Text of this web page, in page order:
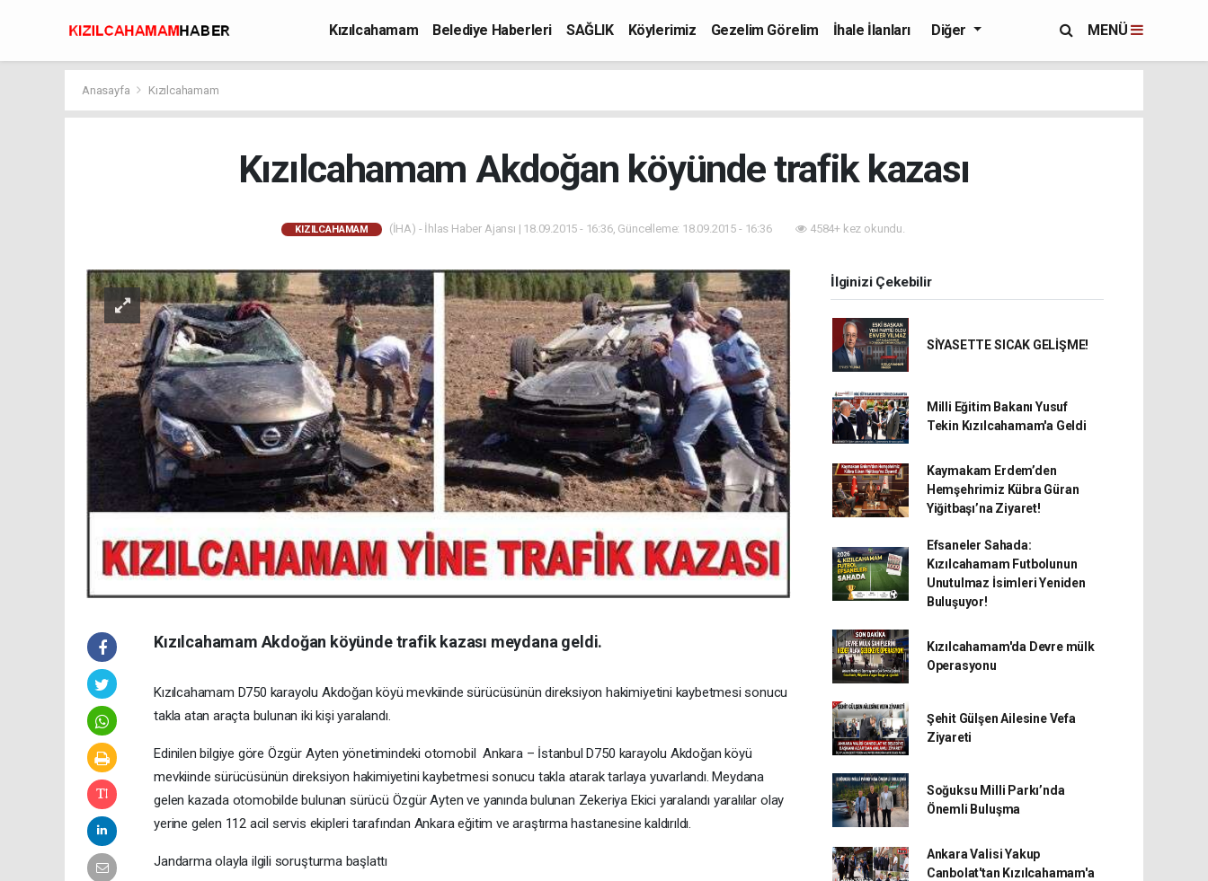
Kızılcahamam Belediye Haberleri SAĞLIK Köylerimiz Gezelim Görelim
İhale İlanları
Diğer MENÜ
Anasayfa Kızılcahamam
Kızılcahamam Akdoğan köyünde trafik kazası
KIZILCAHAMAM (İHA) - İhlas Haber Ajansı | 18.09.2015 - 16:36, Güncelleme: 18.09.2015 - 16:36 4584+ kez okundu.
Kızılcahamam Akdoğan köyünde trafik kazası meydana geldi.
Kızılcahamam D750 karayolu Akdoğan köyü mevkiinde sürücüsünün direksiyon hakimiyetini kaybetmesi sonucu
takla atan araçta bulunan iki kişi yaralandı.
Edinilen bilgiye göre Özgür Ayten yönetimindeki otomobil Ankara – İstanbul D750 karayolu Akdoğan köyü
mevkiinde sürücüsünün direksiyon hakimiyetini kaybetmesi sonucu takla atarak tarlaya yuvarlandı. Meydana
gelen kazada otomobilde bulunan sürücü Özgür Ayten ve yanında bulunan Zekeriya Ekici yaralandı yaralılar olay
yerine gelen 112 acil servis ekipleri tarafından Ankara eğitim ve araştırma hastanesine kaldırıldı.
Jandarma olayla ilgili soruşturma başlattı
İlginizi Çekebilir
SİYASETTE SICAK GELİŞME!
Milli Eğitim Bakanı Yusuf
Tekin Kızılcahamam'a Geldi
Kaymakam Erdem’den
Hemşehrimiz Kübra Güran
Yiğitbaşı’na Ziyaret!
Efsaneler Sahada:
Kızılcahamam Futbolunun
Unutulmaz İsimleri Yeniden
Buluşuyor!
Kızılcahamam'da Devre mülk
Operasyonu
Şehit Gülşen Ailesine Vefa
Ziyareti
Soğuksu Milli Parkı’nda
Önemli Buluşma
Ankara Valisi Yakup
Canbolat'tan Kızılcahamam'a